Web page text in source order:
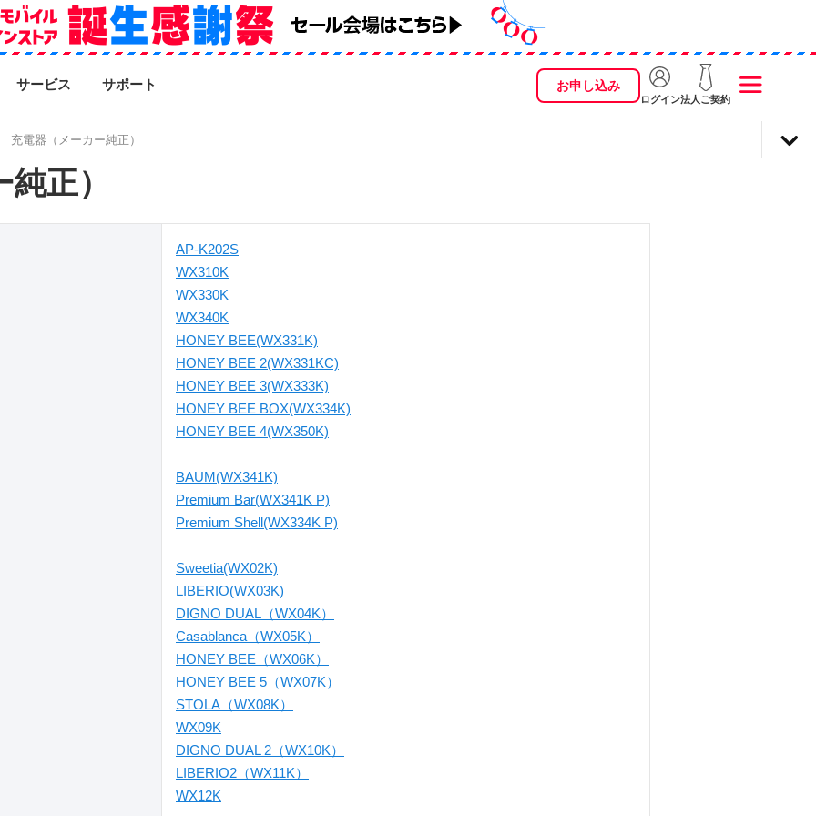
サービス サポート お申し込み
ログイン法人ご契約
充電器（メーカー純正）
正）
AP-K202S
WX310K
WX330K
WX340K
HONEY BEE(WX331K)
HONEY BEE 2(WX331KC)
HONEY BEE 3(WX333K)
HONEY BEE BOX(WX334K)
HONEY BEE 4(WX350K)
BAUM(WX341K)
Premium Bar(WX341K P)
Premium Shell(WX334K P)
Sweetia(WX02K)
LIBERIO(WX03K)
DIGNO DUAL（WX04K）
Casablanca（WX05K）
HONEY BEE（WX06K）
HONEY BEE 5（WX07K）
STOLA（WX08K）
WX09K
DIGNO DUAL 2（WX10K）
LIBERIO2（WX11K）
WX12K